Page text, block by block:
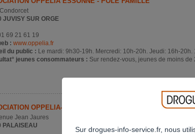
JUVISY SUR ORGE
69 21 61 19
: www.oppelia.fr
du public : Le mardi: 9h30-19h. Mercredi: 10h-20h. Jeudi: 16h-20h.
jeunes consommateurs : Sur rendez-vous, jeunes de moins de
OPPELIA- ESSONNE - SITE DE PALAISEAU
Jean Jaures
PALAISEAU
Sur drogues-info-service.fr, nous